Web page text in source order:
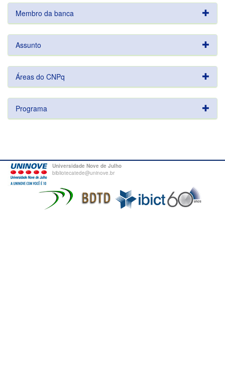
Membro da banca
Assunto
Áreas do CNPq
Programa
Universidade Nove de Julho
bibliotecatede@uninove.br